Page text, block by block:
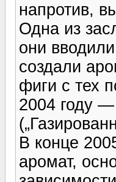
напротив,
Одна из
они
создали
фиги с тех
2004 году
В конце
аромат,